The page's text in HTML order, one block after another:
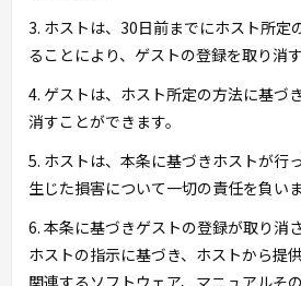
3. ホストは、30日前までにホスト所定
ることにより、ゲストの登録を取り消
4. ゲストは、ホスト所定の方法に基づ
消すことができます。
5. ホストは、本条に基づきホストが行
生じた損害について一切の責任を負いま
6. 本条に基づきゲストの登録が取り消
ホストの指示に基づき、ホストから提
関連するソフトウェア、マニュアルそ